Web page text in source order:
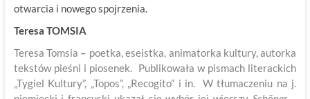
otwarcia i nowego spojrzenia.
Teresa TOMSIA
Teresa Tomsia – poetka, eseistka, animatorka kultury, autorka
tekstów pieśni i piosenek. Publikowała w pismach literackich
„Tygiel Kultury”, „Topos”, „Recogito” i in. W tłumaczeniu na j.